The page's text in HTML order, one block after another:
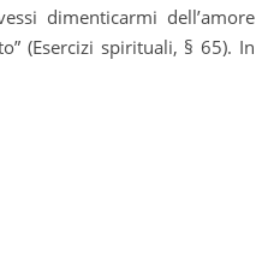
dimenticarmi dell’amore
(Esercizi spirituali, § 65). In